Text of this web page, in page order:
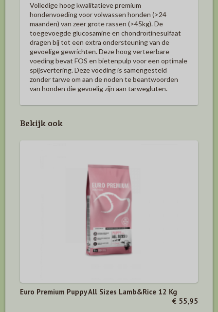
Volledige hoog kwalitatieve premium
hondenvoeding voor volwassen honden (>24
maanden) van zeer grote rassen (>45kg). De
toegevoegde glucosamine en chondroïtinesulfaat
dragen bij tot een extra ondersteuning van de
gevoelige gewrichten. Deze hoog verteerbare
voeding bevat FOS en bietenpulp voor een optimale
spijsvertering. Deze voeding is samengesteld
zonder tarwe om aan de noden te beantwoorden
van honden die gevoelig zijn aan tarwegluten.
Bekijk ook
Euro Premium Puppy All Sizes Lamb&Rice 12 Kg
€ 55,95